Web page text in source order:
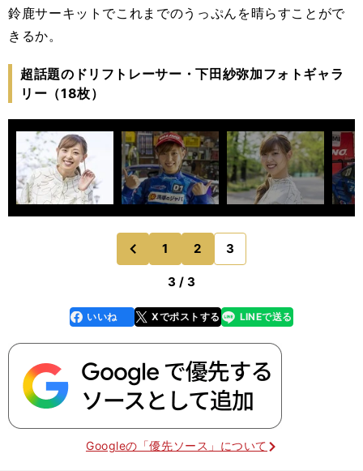
鈴鹿サーキットでこれまでのうっぷんを晴らすことがで
きるか。
超話題のドリフトレーサー・下田紗弥加フォトギャラ
リー（18枚）
前
のページへ
1 2 3
3 / 3
faceboo
k
いいね Xでポストする
line LINEで送る
Googleの「優先ソース」について